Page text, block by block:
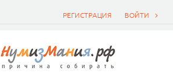
ВОЙТИ
РЕГИСТРАЦИЯ